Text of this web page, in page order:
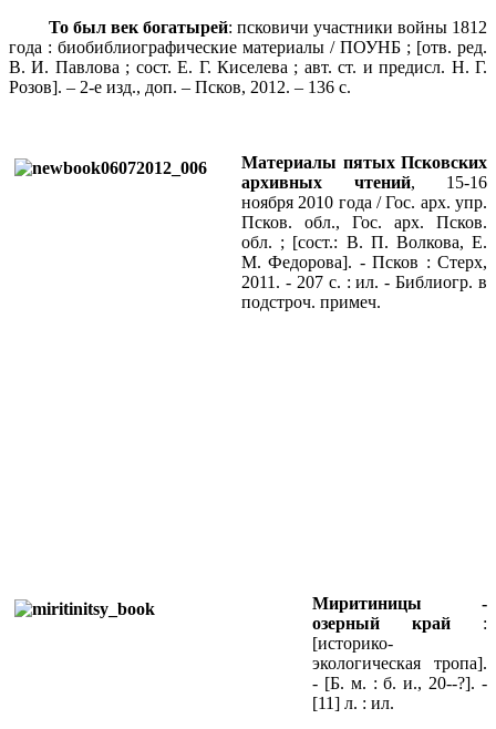
То был век богатырей: псковичи участники войны 1812
года : биобиблиографические материалы / ПОУНБ ; [отв. ред.
В. И. Павлова ; сост. Е. Г. Киселева ; авт. ст. и предисл. Н. Г.
Розов]. – 2-е изд., доп. – Псков, 2012. – 136 с.
Материалы пятых Псковских
архивных чтений, 15-16
ноября 2010 года / Гос. арх. упр.
Псков. обл., Гос. арх. Псков.
обл. ; [сост.: В. П. Волкова, Е.
М. Федорова]. - Псков : Стерх,
2011. - 207 с. : ил. - Библиогр. в
подстроч. примеч.
Миритиницы -
озерный край :
[историко-
экологическая тропа].
- [Б. м. : б. и., 20--?]. -
[11] л. : ил.